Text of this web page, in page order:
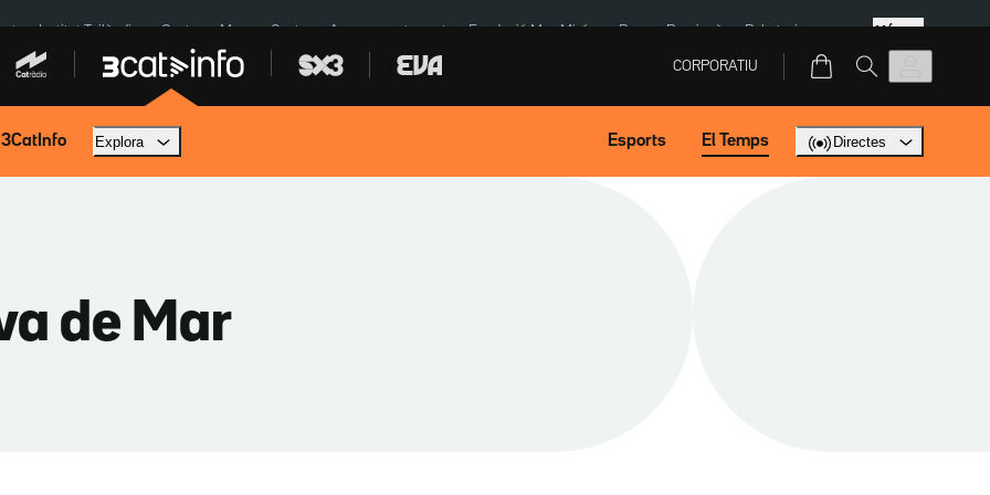
Institut Tailàndia Ceuta Menors Ceuta Aparcament agost Fundació Mas Miró eBay Perpinyà Robatoris coure Més
CORPORATIU
3CatInfo Explora Esports El Temps Directes
de Mar